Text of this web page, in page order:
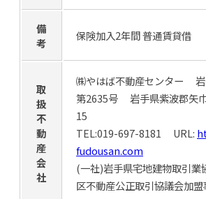
備
考
保険加入2年間 普通賃貸借
取
扱
不
動
産
会
社
㈱やはば不動産センター
第2635号 岩手県紫波郡矢
15
TEL:019-697-8181 URL:
fudousan.com
(一社)岩手県宅地建物取引業
区不動産公正取引協議会加